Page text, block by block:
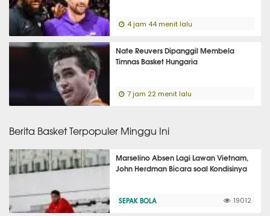
4 jam 44 menit lalu
Nate Reuvers Dipanggil Membela
Timnas Basket Hungaria
7 jam 22 menit lalu
Berita Basket Terpopuler Minggu Ini
Marselino Absen Lagi Lawan Vietnam,
John Herdman Bicara soal Kondisinya
SEPAK BOLA 19012